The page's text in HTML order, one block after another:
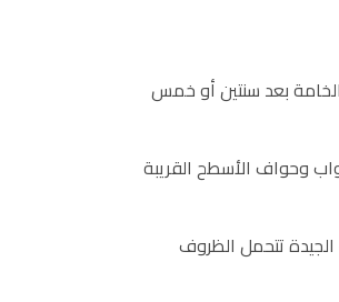
بعد سنتين أو خمس
وحواف الأسطح القريبة
تتحمل الظروف